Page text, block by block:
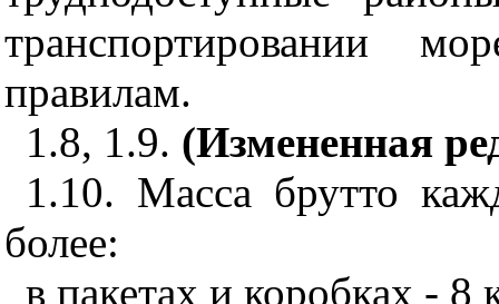
транспортировании
правилам.
1.8, 1.9. (Измененная
1.10. Масса брутто
более:
в пакетах и коробках - 8